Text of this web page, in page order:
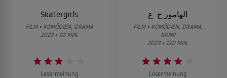
Skatergirls
FILM • KOMÖDIEN, DRAMA
2023 • 92 MIN.
Lesermeinung
الهامور ح. ع
FILM • KOMÖDIEN, DRAMA,
KRIMI
2023 • 120 MIN.
Lesermeinung